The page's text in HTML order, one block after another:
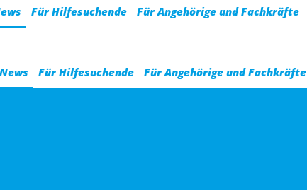
Für Hilfesuchende Für Angehörige und Fachkräfte
News Für Hilfesuchende Für Angehörige und Fachkräfte